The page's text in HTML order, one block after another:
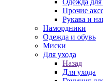
Одежда для
Прочие
Рукава и
Намордники
Одежда и обувь
Миски
Для ухода
Назад
Для ухода